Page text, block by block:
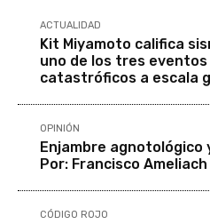
ACTUALIDAD
Kit Miyamoto califica
uno de los tres
catastróficos a escala
OPINIÓN
Enjambre agnotológico
Por: Francisco Ameliach
CÓDIGO ROJO